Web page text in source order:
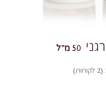
50 מ"ל